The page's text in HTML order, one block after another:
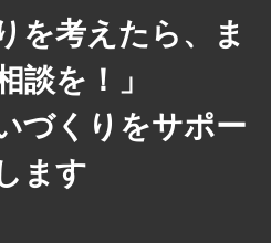
を考えたら、ま
談を！」
づくりをサポー
ます